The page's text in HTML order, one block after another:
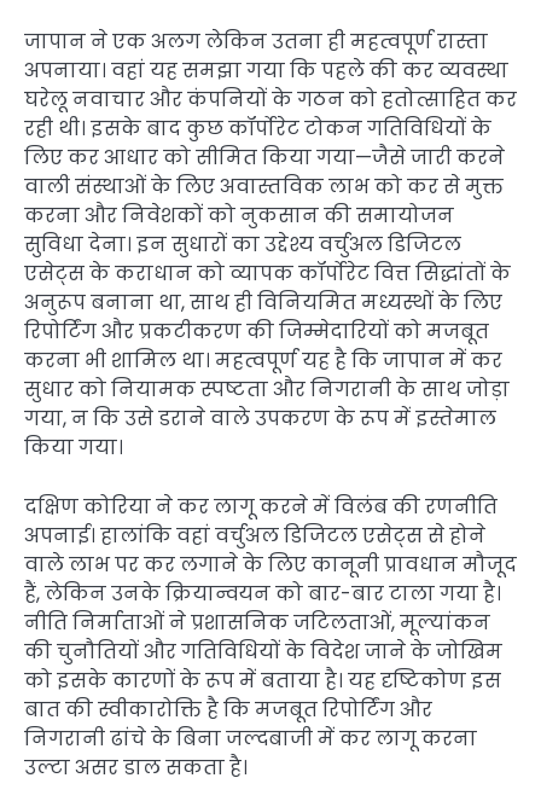
जापान ने एक अलग लेकिन उतना ही महत्वपूर्ण रास्ता
अपनाया। वहां यह समझा गया कि पहले की कर व्यवस्था
घरेलू नवाचार और कंपनियों के गठन को हतोत्साहित कर
रही थी। इसके बाद कुछ कॉर्पोरेट टोकन गतिविधियों के
लिए कर आधार को सीमित किया गया—जैसे जारी करने
वाली संस्थाओं के लिए अवास्तविक लाभ को कर से मुक्त
करना और निवेशकों को नुकसान की समायोजन
सुविधा देना। इन सुधारों का उद्देश्य वर्चुअल डिजिटल
एसेट्स के कराधान को व्यापक कॉर्पोरेट वित्त सिद्धांतों के
अनुरूप बनाना था, साथ ही विनियमित मध्यस्थों के लिए
रिपोर्टिंग और प्रकटीकरण की जिम्मेदारियों को मजबूत
करना भी शामिल था। महत्वपूर्ण यह है कि जापान में कर
सुधार को नियामक स्पष्टता और निगरानी के साथ जोड़ा
गया, न कि उसे डराने वाले उपकरण के रूप में इस्तेमाल
किया गया।
दक्षिण कोरिया ने कर लागू करने में विलंब की रणनीति
अपनाई। हालांकि वहां वर्चुअल डिजिटल एसेट्स से होने
वाले लाभ पर कर लगाने के लिए कानूनी प्रावधान मौजूद
हैं, लेकिन उनके क्रियान्वयन को बार-बार टाला गया है।
नीति निर्माताओं ने प्रशासनिक जटिलताओं, मूल्यांकन
की चुनौतियों और गतिविधियों के विदेश जाने के जोखिम
को इसके कारणों के रूप में बताया है। यह दृष्टिकोण इस
बात की स्वीकारोक्ति है कि मजबूत रिपोर्टिंग और
निगरानी ढांचे के बिना जल्दबाजी में कर लागू करना
उल्टा असर डाल सकता है।